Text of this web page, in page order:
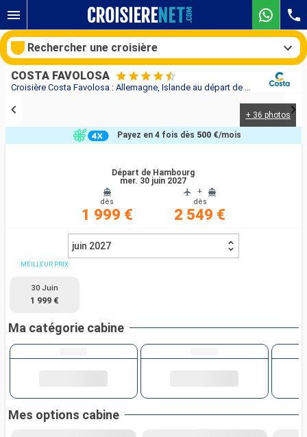
Croisière Costa Favolosa : Allemagne, Islande au départ de Hambourg
COSTA FAVOLOSA
+ 36 photos
Départ de Hambourg
mer. 30 juin 2027
dès
1 999 €
+
dès
2 549 €
Payez en 4 fois dès 500 €/mois
juin 2027
MEILLEUR PRIX
30 Juin
1 999 €
Ma catégorie cabine
Mes options cabine
Rechercher une croisière
Compagnies
Rechercher